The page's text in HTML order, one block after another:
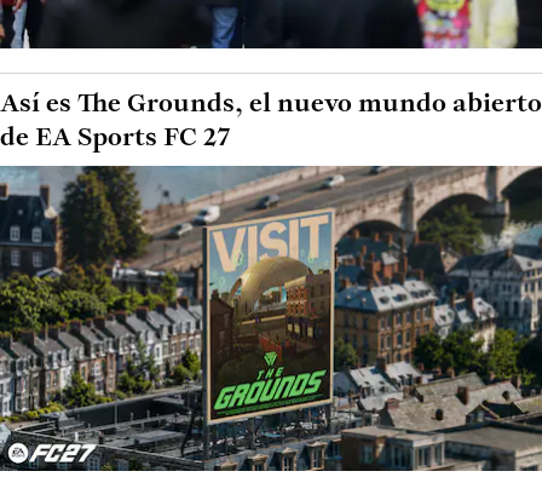
Así es The Grounds, el nuevo mundo abierto
de EA Sports FC 27